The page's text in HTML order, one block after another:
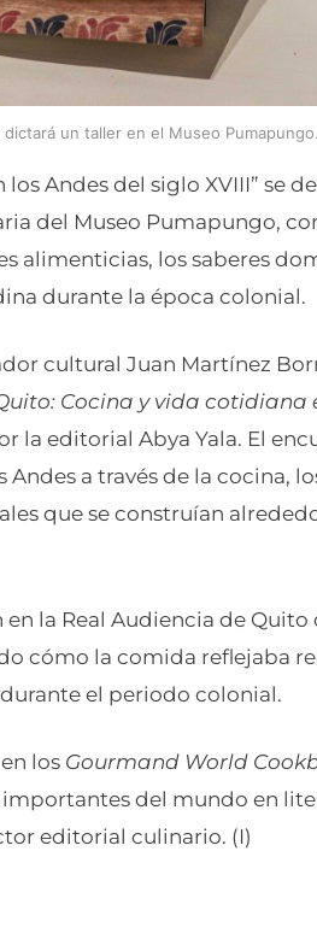
un taller en el Museo
Andes del siglo XVIII” se
del Museo Pumapungo,
alimenticias, los saberes
durante la época colonial.
cultural Juan Martínez
Cocina y vida cotidiana
la editorial Abya Yala. El
a través de la cocina,
que se construían
la Real Audiencia de Quito
cómo la comida reflejaba
el periodo colonial.
los Gourmand World
del mundo en
editorial culinario. (I)